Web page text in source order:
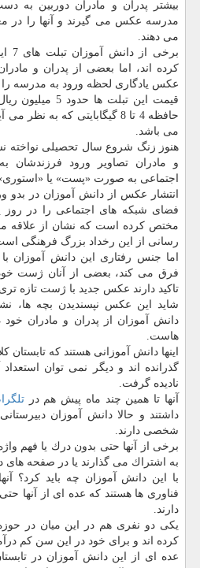
بیشتر پدران و مادران دوربین به
مدرسه عكس می گیرند و آنها را در
می دهند.
كرده اند، اما بعضی از پدران و
عكس یادگاری لحظه ورود به مدرسه را
قیمت این تبلت ها
حافظه 4 تا 8 گیگابایتی كه به
می باشد.
هنوز زنگ شروع سال تحصیلی نواخته
و مادران تصاویر ورود
اجتماعی به صورت «پست» یا
انتشار عكس از دانش آموزان در بدو
مختص كرده است كه نشان از علاقه
رسانی از این رخداد بزرگ فرهنگی
فرق می كند، بعضی از آنان ژست
تاكید دارند عكس جدید با ژست تازه تری
شاید این عكس نپسندیدن بچه ها،
دانش آموزان از پدران و مادران
هاست.
اینها دانش آموزانی هستند كه تابستان
گذرانده اند و دیگر نمی توان
نادیده گرفت.
آنها تا همین چند ماه پیش هم در
داشتند و حالا دانش آموزان
شخصی دارند.
برخی از آنها حتی بدون درك یا فهم
به اشتراك می گذارند یا در صفحه های
با این دانش آموزان چه باید كرد؟
فناوری ها هستند كه عده ای از آنها
دارند.
یكی دو نفری هم در این میان در
كرده اند و برای خود در این سن كم
عده ای از این دانش آموزان در